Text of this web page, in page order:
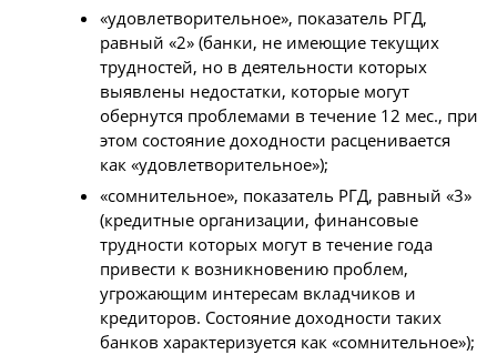
«удовлетворительное», показатель РГД,
равный «2» (банки, не имеющие текущих
трудностей, но в деятельности которых
выявлены недостатки, которые могут
обернутся проблемами в течение 12 мес., при
этом состояние доходности расценивается
как «удовлетворительное»);
«сомнительное», показатель РГД, равный «3»
(кредитные организации, финансовые
трудности которых могут в течение года
привести к возникновению проблем,
угрожающим интересам вкладчиков и
кредиторов. Состояние доходности таких
банков характеризуется как «сомнительное»);